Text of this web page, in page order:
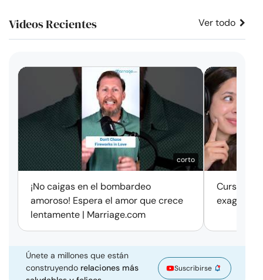
Videos Recientes Ver todo
corto
¡No caigas en el bombardeo
amoroso! Espera el amor que crece
lentamente | Marriage.com
Cursos
Únete a millones que están
construyendo relaciones más
Suscribirse